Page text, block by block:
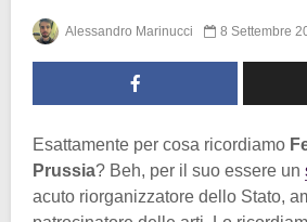
Alessandro Marinucci 8 Settembre
Esattamente per cosa ricordiamo
Prussia? Beh, per il suo essere un
acuto riorganizzatore dello Stato,